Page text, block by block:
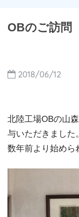
OBのご訪問
2018/06/12
北陸工場OBの山
与いただきました。
数年前より始めら